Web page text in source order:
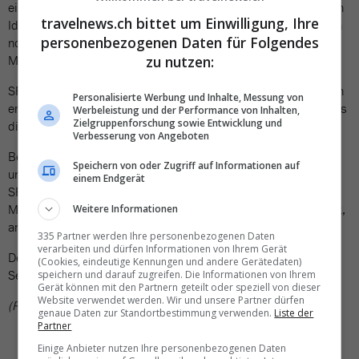
einbringen können. Die Teilnehmenden hielten ihre persönlichen
Ideen zudem auf Papier fest. Diese sollen sie in einigen Wochen
nochmals per Post zugeschickt bekommen – als Erinnerung und
Motivation zur Umsetzung.
SRV-Geschäftsführerin Andrea Beffa zog ein positives Fazit: «Ich
empfand den Nachmittag als sehr bereichernd. Man merkt, dass
die Branche mitreden will», sagt sie gegenüber Travelnews.
Besonders gross sei der Bedarf nach mehr Austausch
untereinander – etwa zu passenden Softwarelösungen. Für den
SRV selbst habe der Event ebenfalls einen beachtlichen
Mehrwert gebracht: «Es wurden konkrete Massnahmen definiert,
an deren Umsetzung wir uns nun machen können.»
Der nächste Think Tank des SRV ist bereits geplant. Er soll im
September 2026 in der Romandie stattfinden.
(RSU/GWA)
travelnews.ch bittet um Einwilligung, Ihre
personenbezogenen Daten für Folgendes
zu nutzen:
Personalisierte Werbung und Inhalte, Messung von
Werbeleistung und der Performance von Inhalten,
Zielgruppenforschung sowie Entwicklung und
Verbesserung von Angeboten
Speichern von oder Zugriff auf Informationen auf
einem Endgerät
Weitere Informationen
335 Partner werden Ihre personenbezogenen Daten
verarbeiten und dürfen Informationen von Ihrem Gerät
(Cookies, eindeutige Kennungen und andere Gerätedaten)
speichern und darauf zugreifen. Die Informationen von Ihrem
Gerät können mit den Partnern geteilt oder speziell von dieser
Website verwendet werden. Wir und unsere Partner dürfen
genaue Daten zur Standortbestimmung verwenden. Liste der
Partner
Einige Anbieter nutzen Ihre personenbezogenen Daten